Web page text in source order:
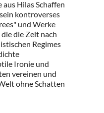
Hilas Schaffen
kontroverses
und Werke
die Zeit nach
Regimes
Ironie und
vereinen und
ohne Schatten